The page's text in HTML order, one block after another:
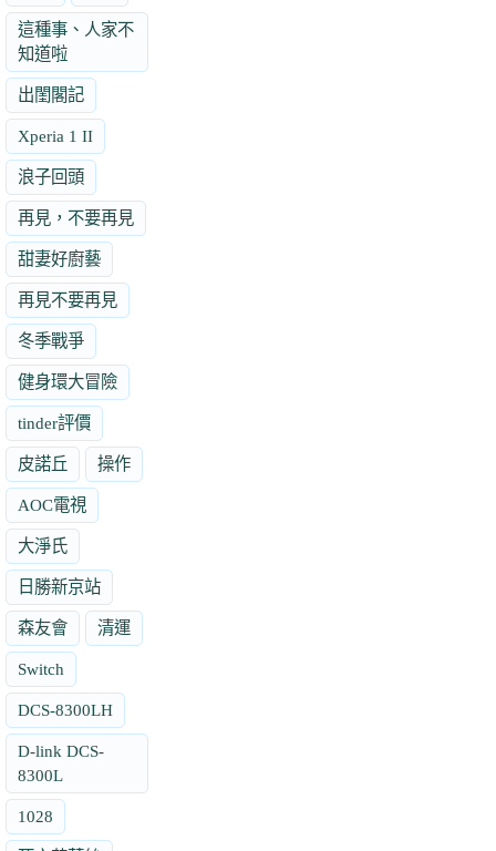
這種事、人家不
知道啦
出閨閣記
Xperia 1 II
浪子回頭
再見，不要再見
甜妻好廚藝
再見不要再見
冬季戰爭
健身環大冒險
tinder評價
皮諾丘 操作
AOC電視
大淨氏
日勝新京站
森友會 清運
Switch
DCS-8300LH
D-link DCS-
8300L
1028